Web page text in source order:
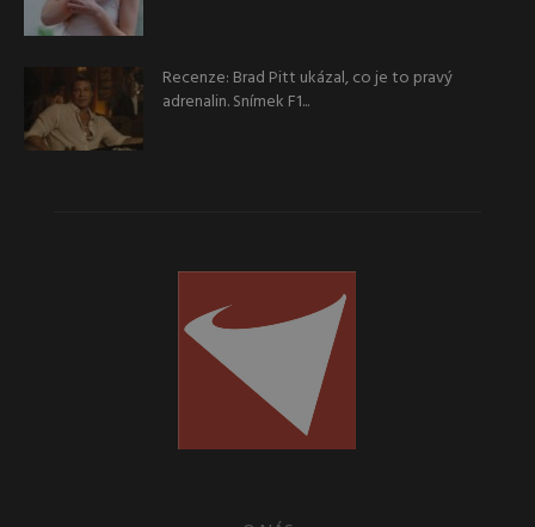
Recenze: Brad Pitt ukázal, co je to pravý
adrenalin. Snímek F1...